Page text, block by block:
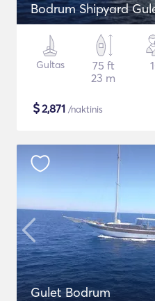
Bodrum Shipyard
Gultas
75 ft
23 m
$2,871 /naktinis
Gulet Bodrum